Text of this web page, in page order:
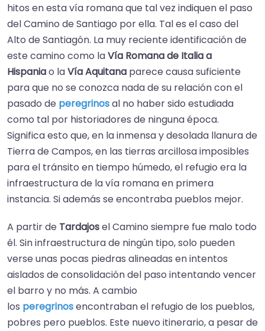
hitos en esta vía romana que tal vez indiquen el paso
del Camino de Santiago por ella. Tal es el caso del
Alto de Santiagón. ​La muy reciente identificación de
este camino como laVía Romana de Italia a
Hispaniao laVía Aquitana parece causa suficiente
para que no se conozca nada de su relación con el
pasado de peregrinosal no haber sido estudiada
como tal por historiadores de ninguna época.
Significa esto que, en la inmensa y desolada llanura de
Tierra de Campos, en las tierras arcillosa imposibles
para el tránsito en tiempo húmedo, el refugio era la
infraestructura de la vía romana en primera
instancia. Si además se encontraba pueblos mejor.
A partir de Tardajosel Camino siempre fue malo todo
él. Sin infraestructura de ningún tipo, solo pueden
verse unas pocas piedras alineadas en intentos
aislados de consolidación del paso intentando vencer
el barro y no más. A cambio
los peregrinosencontraban el refugio de los pueblos,
pobres pero pueblos. Este nuevo itinerario, a pesar de